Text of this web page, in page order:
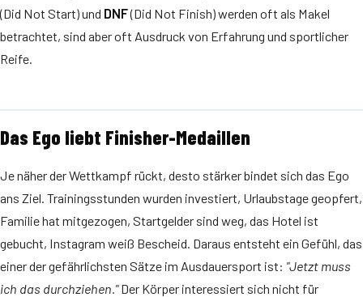
(Did Not Start) und DNF(Did Not Finish) werden oft als Makel
betrachtet, sind aber oft Ausdruck von Erfahrung und sportlicher
Reife.
Das Ego liebt Finisher-Medaillen
Je näher der Wettkampf rückt, desto stärker bindet sich das Ego
ans Ziel. Trainingsstunden wurden investiert, Urlaubstage geopfert,
Familie hat mitgezogen, Startgelder sind weg, das Hotel ist
gebucht, Instagram weiß Bescheid. Daraus entsteht ein Gefühl, das
einer der gefährlichsten Sätze im Ausdauersport ist: "Jetzt muss
ich das durchziehen."Der Körper interessiert sich nicht für